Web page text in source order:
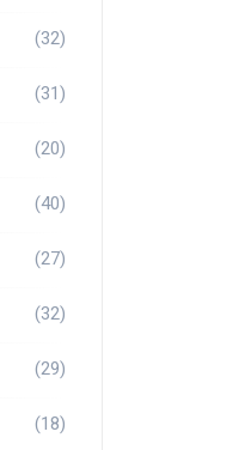
(32)
(31)
(20)
(40)
(27)
(32)
(29)
(18)